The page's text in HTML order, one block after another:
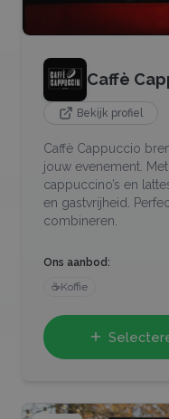
Caffè
Bekijk profiel
Caffè Cappuccio
jouw evenement.
cappuccino’s en
en gastvrijheid.
combineren.
Ons aanbod:
☕Koffie